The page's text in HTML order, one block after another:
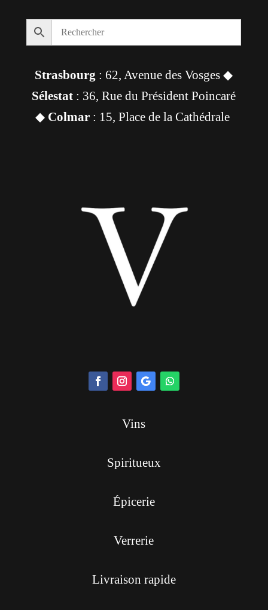
Strasbourg : 62, Avenue des Vosges ◆
Sélestat : 36, Rue du Président Poincaré
◆ Colmar: 15, Place de la Cathédrale
Vins
Spiritueux
Épicerie
Verrerie
Livraison rapide